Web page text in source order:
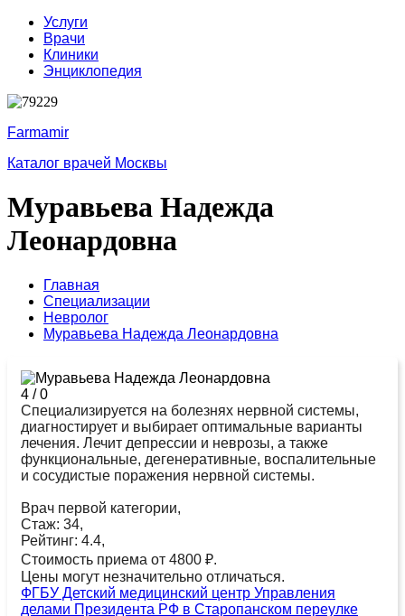
Услуги
Врачи
Клиники
Энциклопедия
Farmamir
Каталог врачей Москвы
Муравьева Надежда
Леонардовна
Главная
Специализации
Невролог
Муравьева Надежда Леонардовна
4 /0
Специализируется на болезнях нервной системы,
диагностирует и выбирает оптимальные варианты
лечения. Лечит депрессии и неврозы, а также
функциональные, дегенеративные, воспалительные
и сосудистые поражения нервной системы.
Врач первой категории,
Стаж: 34,
Рейтинг: 4.4,
Стоимость приема от 4800 ₽.
Цены могут незначительно отличаться.
ФГБУ Детский медицинский центр Управления
делами Президента РФ в Старопанском переулке